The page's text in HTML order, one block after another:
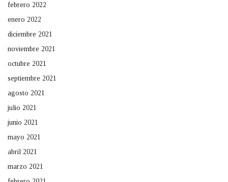
febrero 2022
enero 2022
diciembre 2021
noviembre 2021
octubre 2021
septiembre 2021
agosto 2021
julio 2021
junio 2021
mayo 2021
abril 2021
marzo 2021